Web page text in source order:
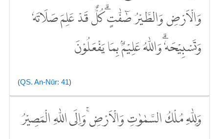
وَالْاَرْضِ وَالطَّيْرُ صٰۤفّٰتٍۗ كُلٌّ قَدْ عَلِمَ صَلَاتَهٗ
وَتَسْبِيْحَهٗۗ وَاللّٰهُ عَلِيْمٌۢ بِمَا يَفْعَلُوْنَ
(QS. An-Nūr: 41)
وَلِلّٰهِ مُلْكُ السَّمٰوٰتِ وَالْاَرْضِۚ وَاِلَى اللّٰهِ الْمَصِيْرُ